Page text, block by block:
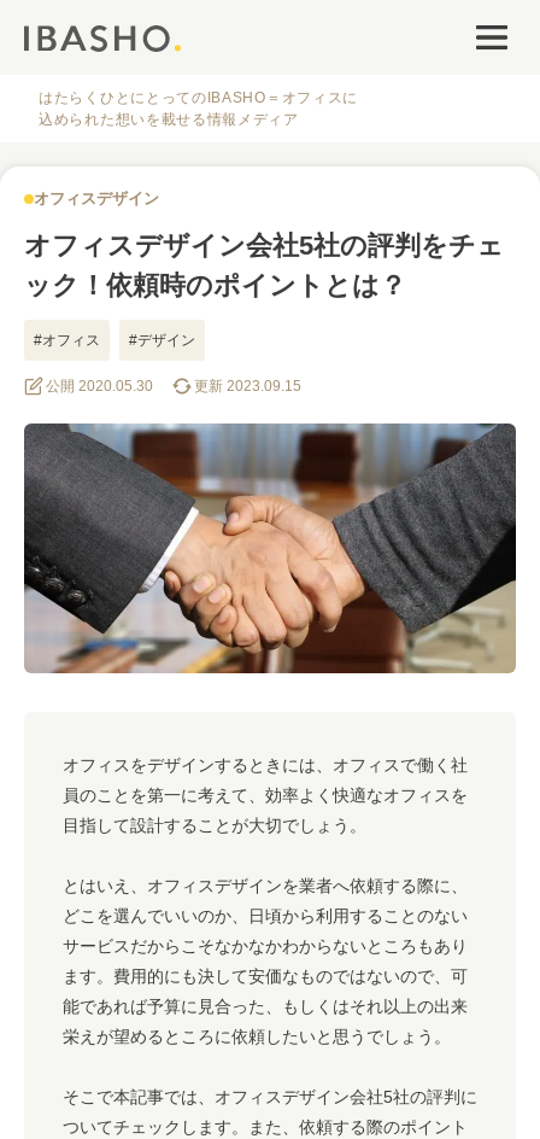
ファシリティナレッジ
人気のタグ
#オフィス #インタビュー #ファシリティ #デザイン #事例
#働き方 #特集 #レイアウト #オフィス移転 #その他
#キャリア #ノウハウ #内装 #おしゃれオフィス #メリット
#こだわりオフィス #コスト #コミュニケーション
#フリーアドレス #ブランディング
はたらくひとにとってのIBASHO＝オフィスに
込められた想いを載せる情報メディア
オフィスデザイン
オフィスデザイン会社5社の評判をチェ
ック！依頼時のポイントとは？
#オフィス #デザイン
公開 2020.05.30 更新 2023.09.15
オフィスをデザインするときには、オフィスで働く社
員のことを第一に考えて、効率よく快適なオフィスを
目指して設計することが大切でしょう。
とはいえ、オフィスデザインを業者へ依頼する際に、
どこを選んでいいのか、日頃から利用することのない
サービスだからこそなかなかわからないところもあり
ます。費用的にも決して安価なものではないので、可
能であれば予算に見合った、もしくはそれ以上の出来
栄えが望めるところに依頼したいと思うでしょう。
そこで本記事では、オフィスデザイン会社5社の評判に
ついてチェックします。また、依頼する際のポイント